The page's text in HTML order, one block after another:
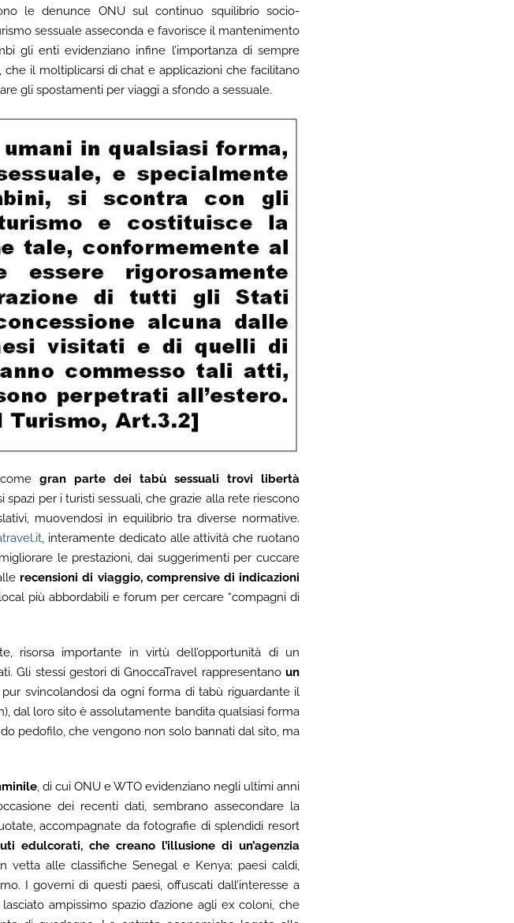
le denunce ONU sul continuo squilibrio socio-
sessuale asseconda e favorisce il mantenimento
gli enti evidenziano infine l’importanza di sempre
il moltiplicarsi di chat e applicazioni che facilitano
gli spostamenti per viaggi a sfondo a sessuale.
gran parte dei tabù sessuali trovi libertà
spazi per i turisti sessuali, che grazie alla rete riescono
muovendosi in equilibrio tra diverse normative.
, interamente dedicato alle attività che ruotano
le prestazioni, dai suggerimenti per cuccare
recensioni di viaggio, comprensive di indicazioni
più abbordabili e forum per cercare “compagni di
risorsa importante in virtù dell’opportunità di un
Gli stessi gestori di GnoccaTravel rappresentano un
pur svincolandosi da ogni forma di tabù riguardante il
dal loro sito è assolutamente bandita qualsiasi forma
pedofilo, che vengono non solo bannati dal sito, ma
, di cui ONU e WTO evidenziano negli ultimi anni
dei recenti dati, sembrano assecondare la
accompagnate da fotografie di splendidi resort
edulcorati, che creano l’illusione di un’agenzia
vetta alle classifiche Senegal e Kenya; paesi caldi,
I governi di questi paesi, offuscati dall’interesse a
ampissimo spazio d’azione agli ex coloni, che